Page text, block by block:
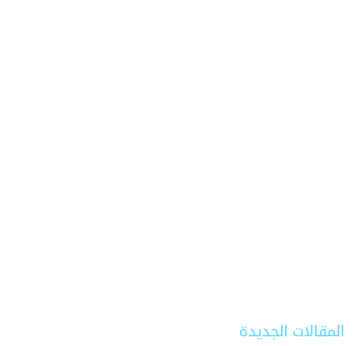
المقالات الجديدة